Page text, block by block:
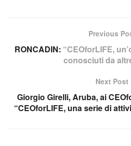
Previous
RONCADIN: “CEOforLIFE,
conosciuti da
Next Post
Giorgio Girelli, Aruba, ai
“CEOforLIFE, una serie di